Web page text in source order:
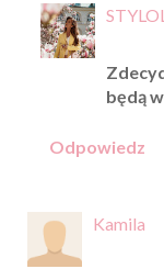
będą
Odpowiedz
Kamila